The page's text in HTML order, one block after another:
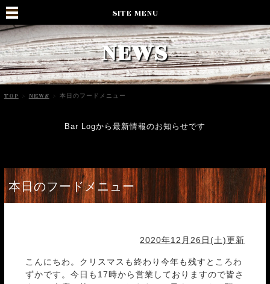
SITE MENU
NEWS
TOP > NEWS > 本日のフードメニュー
Bar Logから最新情報のお知らせです
本日のフードメニュー
2020年12月26日(土)更新
こんにちわ。クリスマスも終わり今年も残すところわ
ずかです。今日も17時から営業しておりますので皆さ